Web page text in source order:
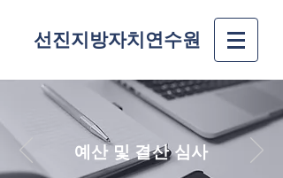
선진지방자치연수원
예산 및 결산 심사